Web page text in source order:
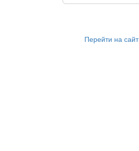
Перейти на сайт